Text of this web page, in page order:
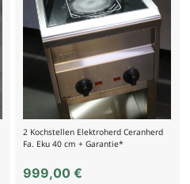
2 Kochstellen Elektroherd Ceranherd
Fa. Eku 40 cm + Garantie*
999,00€